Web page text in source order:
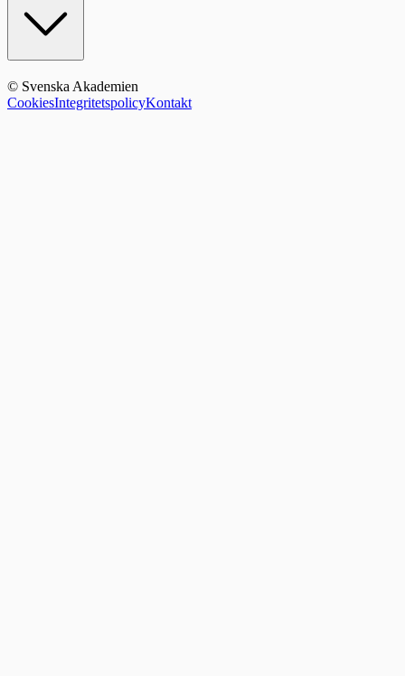
© Svenska Akademien
CookiesIntegritetspolicyKontakt